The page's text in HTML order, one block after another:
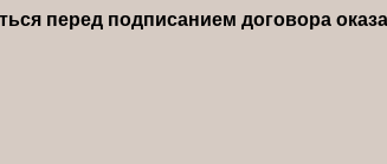
перед подписанием договора